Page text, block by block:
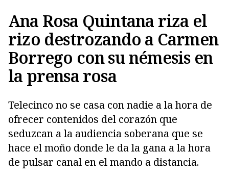
Ana Rosa Quintana riza el
rizo destrozando a Carmen
Borrego con su némesis en
la prensa rosa
Telecinco no se casa con nadie a la hora de
ofrecer contenidos del corazón que
seduzcan a la audiencia soberana que se
hace el moño donde le da la gana a la hora
de pulsar canal en el mando a distancia.